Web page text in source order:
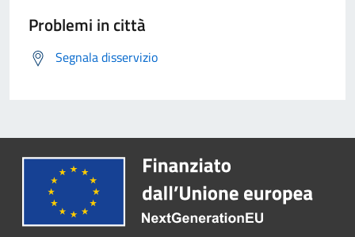
Problemi in città
Segnala disservizio